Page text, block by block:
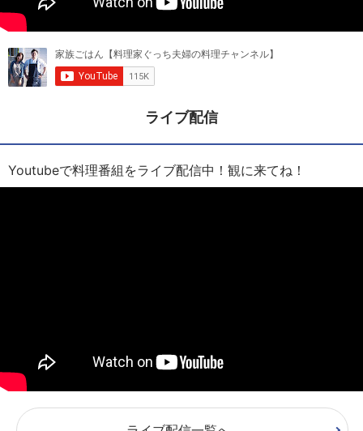
ライブ配信
Youtubeで料理番組をライブ配信中！観に来てね！